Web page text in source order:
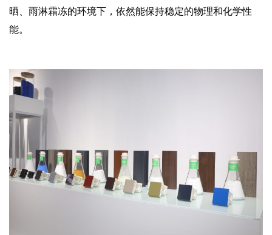
晒、雨淋霜冻的环境下，依然能保持稳定的物理和化学性
能。